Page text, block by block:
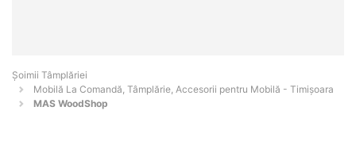
Șoimii Tâmplăriei
Mobilă La Comandă, Tâmplărie, Accesorii pentru Mobilă - Timişoara
MAS WoodShop